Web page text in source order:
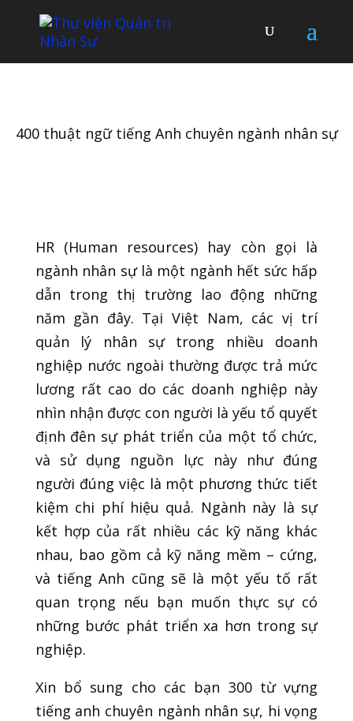
400 thuật ngữ tiếng Anh chuyên ngành nhân sự
HR (Human resources) hay còn gọi là
ngành nhân sự là một ngành hết sức hấp
dẫn trong thị trường lao động những
năm gần đây. Tại Việt Nam, các vị trí
quản lý nhân sự trong nhiều doanh
nghiệp nước ngoài thường được trả mức
lương rất cao do các doanh nghiệp này
nhìn nhận được con người là yếu tổ quyết
định đên sự phát triển của một tổ chức,
và sử dụng nguồn lực này như đúng
người đúng việc là một phương thức tiết
kiệm chi phí hiệu quả. Ngành này là sự
kết hợp của rất nhiều các kỹ năng khác
nhau, bao gồm cả kỹ năng mềm – cứng,
và tiếng Anh cũng sẽ là một yếu tố rất
quan trọng nếu bạn muốn thực sự có
những bước phát triển xa hơn trong sự
nghiệp.
Xin bổ sung cho các bạn 300 từ vựng
tiếng anh chuyên ngành nhân sự, hi vọng